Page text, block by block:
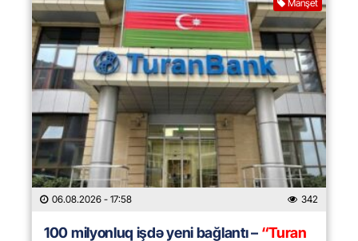
Manşet
06.08.2026 - 17:58 342
100 milyonluq işdə yeni bağlantı –“Turan